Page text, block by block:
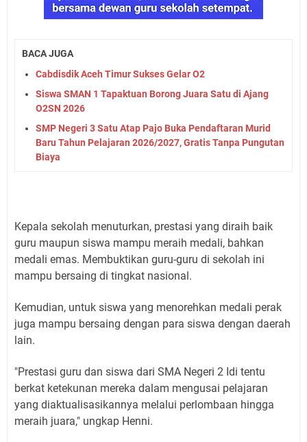
BACA JUGA
Cabdisdik Aceh Timur Sukses Gelar O2
Siswa SMAN 1 Tapaktuan Borong Juara Satu di Ajang
O2SN 2026
SMP Negeri 3 Satu Atap Pajo Buka Pendaftaran Murid
Baru Tahun Pelajaran 2026/2027, Gratis Tanpa Pungutan
Biaya
Kepala sekolah menuturkan, prestasi yang diraih baik
guru maupun siswa mampu meraih medali, bahkan
medali emas. Membuktikan guru-guru di sekolah ini
mampu bersaing di tingkat nasional.
Kemudian, untuk siswa yang menorehkan medali perak
juga mampu bersaing dengan para siswa dengan daerah
lain.
"Prestasi guru dan siswa dari SMA Negeri 2 Idi tentu
berkat ketekunan mereka dalam mengusai pelajaran
yang diaktualisasikannya melalui perlombaan hingga
meraih juara," ungkap Henni.